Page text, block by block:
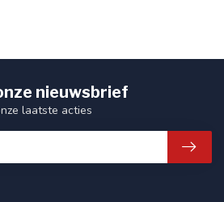
nieuwsbrief
laatste acties